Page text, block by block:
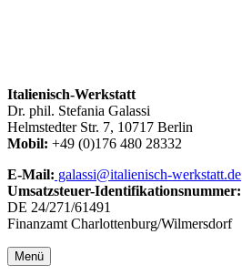
Italienisch-Werkstatt
Dr. phil. Stefania Galassi
Helmstedter Str. 7, 10717 Berlin
Mobil: +49 (0)176 480 28332
E-Mail: galassi@italienisch-werkstatt.de
Umsatzsteuer-Identifikationsnummer:
DE 24/271/61491
Finanzamt Charlottenburg/Wilmersdorf
Menü